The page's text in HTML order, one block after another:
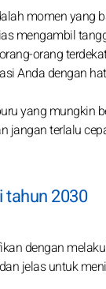
momen
mengambil
orang
Anda dengan
yang mungkin
jangan terlalu
tahun 2030
dengan
jelas untuk